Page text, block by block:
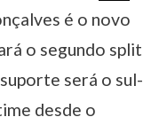
é o novo
o segundo split
será o sul-
desde o